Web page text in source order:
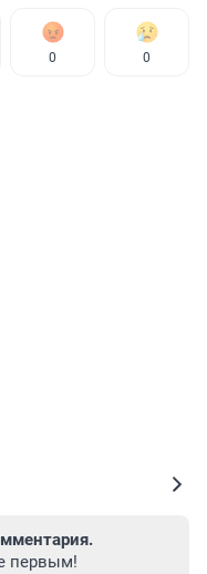
0 0
первым!